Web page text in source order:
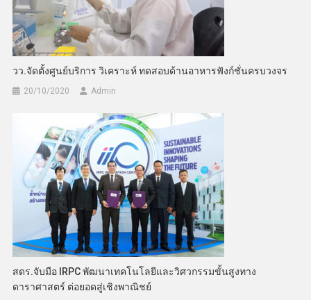
วว.จัดตั้งศูนย์บริการ วิเคราะห์ ทดสอบด้านอาหารฟังก์ชั่นครบวงจร
20/10/2020 Admin
สดร.จับมือ IRPC พัฒนาเทคโนโลยีและวิศวกรรมขั้นสูงทาง
ดาราศาสตร์ ต่อยอดสู่เชิงพาณิชย์